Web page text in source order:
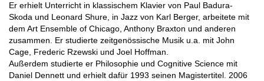
Er erhielt Unterricht in klassischem Klavier von Paul Badura-
Skoda und Leonard Shure, in Jazz von Karl Berger, arbeitete mit
dem Art Ensemble of Chicago, Anthony Braxton und anderen
zusammen. Er studierte zeitgenössische Musik u.a. mit John
Cage, Frederic Rzewski und Joel Hoffman.
Außerdem studierte er Philosophie und Cognitive Science mit
Daniel Dennett und erhielt dafür 1993 seinen Magistertitel. 2006